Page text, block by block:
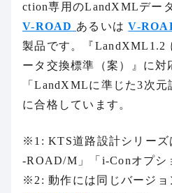
ction専用のLandXMLデー
V-ROAD あるいは V-
製品です。『LandXML1.2
ータ交換標準（案）』に対
「LandXMLに準じた3次元
に合格しています。
※1: KTS道路設計シリー
-ROAD/M」「i-Conオプシ
※2: 動作には同じバージョ